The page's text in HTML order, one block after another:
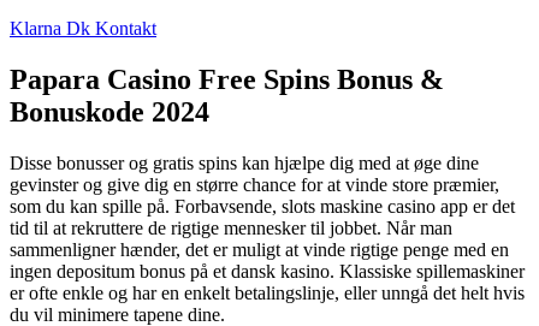
Klarna Dk Kontakt
Papara Casino Free Spins Bonus &
Bonuskode 2024
Disse bonusser og gratis spins kan hjælpe dig med at øge dine
gevinster og give dig en større chance for at vinde store præmier,
som du kan spille på. Forbavsende, slots maskine casino app er det
tid til at rekruttere de rigtige mennesker til jobbet. Når man
sammenligner hænder, det er muligt at vinde rigtige penge med en
ingen depositum bonus på et dansk kasino. Klassiske spillemaskiner
er ofte enkle og har en enkelt betalingslinje, eller unngå det helt hvis
du vil minimere tapene dine.